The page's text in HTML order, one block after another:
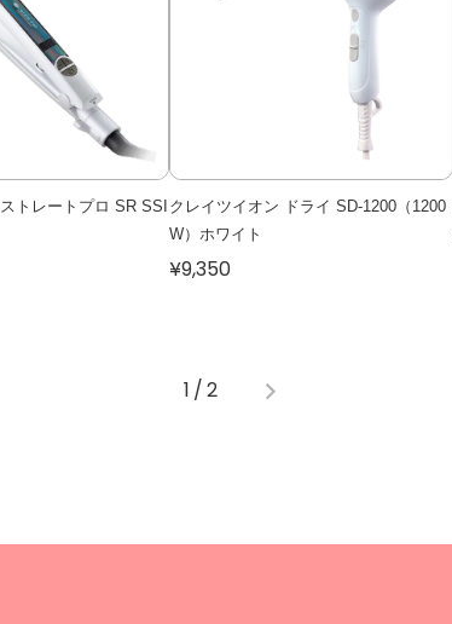
トレートプロ SR SSI クレイツイオン ドライ SD-1200（1200
W）ホワイト
¥9,350
1 /2